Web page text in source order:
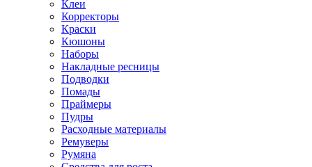
Клеи
Корректоры
Краски
Кюшоны
Наборы
Накладные ресницы
Подводки
Помады
Праймеры
Пудры
Расходные материалы
Ремуверы
Румяна